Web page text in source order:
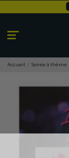
Accueil Soirée à thème